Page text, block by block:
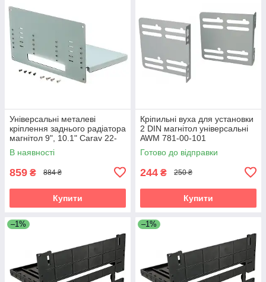
Універсальні металеві
кріплення заднього радіатора
магнітол 9", 10.1" Carav 22-
1300
В наявності
859 ₴ 884 ₴
Купити
Кріпильні вуха для установки
2 DIN магнітол універсальні
AWM 781-00-101
Готово до відправки
244 ₴ 250 ₴
Купити
–1% –1%